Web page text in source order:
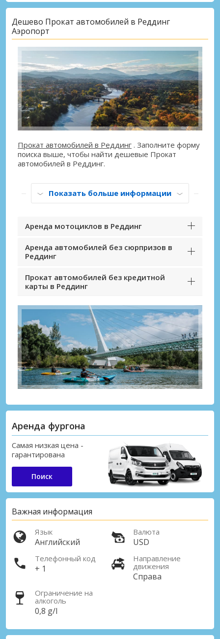
Дешево Прокат автомобилей в Реддинг
Аэропорт
Прокат автомобилей в Реддинг . Заполните форму
поиска выше, чтобы найти дешевые Прокат
автомобилей в Реддинг.
Показать больше информации
Аренда мотоциклов в Реддинг
Аренда автомобилей без сюрпризов в
Реддинг
Прокат автомобилей без кредитной
карты в Реддинг
Аренда фургона
Самая низкая цена -
гарантирована
Поиск
Важная информация
Язык
Английский
Валюта
USD
Телефонный код
+ 1
Направление
движения
Справа
Ограничение на
алкоголь
0,8 g/l